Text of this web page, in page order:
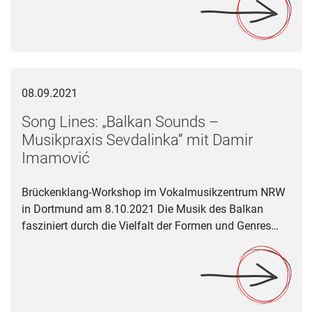
08.09.2021
Song Lines: „Balkan Sounds –
Musikpraxis Sevdalinka“ mit Damir
Imamović
Brückenklang-Workshop im Vokalmusikzentrum NRW
in Dortmund am 8.10.2021 Die Musik des Balkan
fasziniert durch die Vielfalt der Formen und Genres…